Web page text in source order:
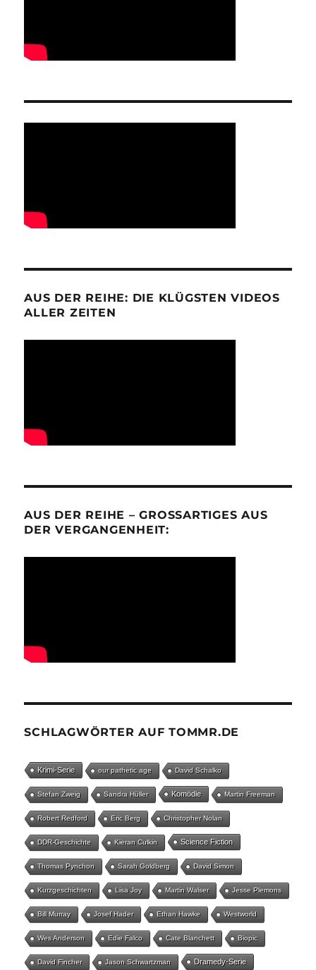
AUS DER REIHE: DIE KLÜGSTEN VIDEOS
ALLER ZEITEN
AUS DER REIHE – GROSSARTIGES AUS D
ER VERGANGENHEIT:
SCHLAGWÖRTER AUF TOMMR.DE
Krimi-Serie our pathetic age David Schalko
Stefan Zweig Sandra Hüller Komödie Martin Freeman
Robert Redford Eric Berg Christopher Nolan
DDR-Geschichte Kieran Culkin Science Fiction
Thomas Pynchon Sarah Goldberg David Simon
Kurzgeschichten Lisa Joy Martin Walser Jesse Plemons
Bill Murray Josef Hader Ethan Hawke Westworld
Wes Anderson Edie Falco Cate Blanchett Biopic
David Fincher Jason Schwartzman Dramedy-Serie